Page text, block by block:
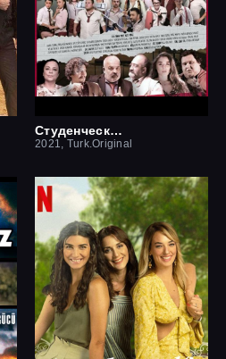
Студенческая мечта
2021, Turk.Original